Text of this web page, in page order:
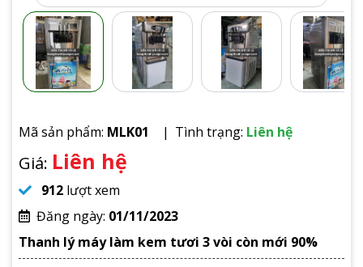
Mã sản phẩm: MLK01 Tình trạng: Liên hệ
Giá: Liên hệ
912 lượt xem
Đăng ngày: 01/11/2023
Thanh lý máy làm kem tươi 3 vòi còn mới 90%